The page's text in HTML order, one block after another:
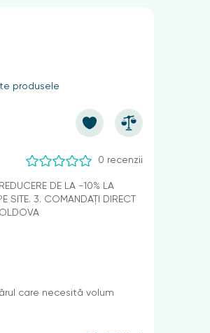
produsele
0 recenzii
DE LA -10% LA
SITE. 3. COMANDAȚI DIRECT
care necesită volum